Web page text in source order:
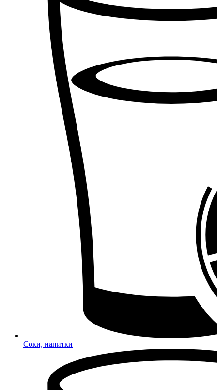
Соки, напитки